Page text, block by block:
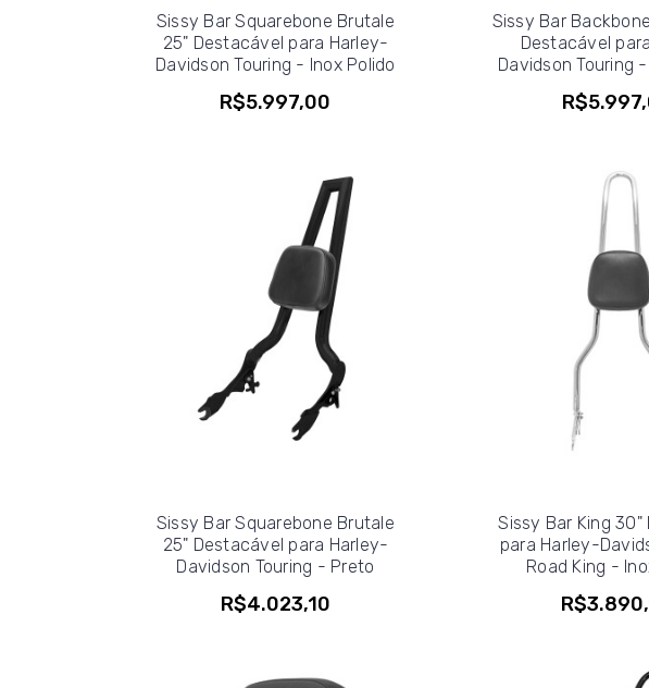
Sissy Bar Squarebone Brutale
25" Destacável para Harley-
Davidson Touring - Inox Polido
R$5.997,00
Sissy Bar
Destacável
Davidson Touring
Sissy Bar Squarebone Brutale
25" Destacável para Harley-
Davidson Touring - Preto
R$4.023,10
Sissy Bar King
para Harley-
Road King -